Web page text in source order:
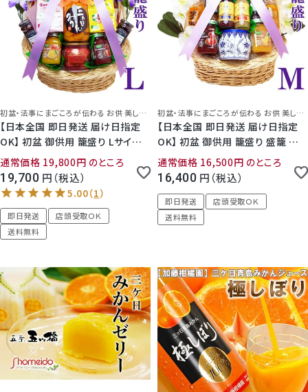
5.00（
初盆・法事にまごころが伝わる お供 美しい造花付き籠盛
【日本全国 即日発送 届け日指定
OK】 初盆 御供用 籠盛り Lサイズ
お供 盛り合わせ 迅速対応 丁寧 か
ごもり 新盆 お盆 法事 命日 一周忌
3回忌 7回忌 49日 四十九日 法要
フルーツゼリー ジャム ジュース 菓
子 加工品 日持ち 送料無料 指定日
Shomeidoオリジナル 静岡 大分
通常価格 19,800 のところ
19,700 税込
即日発送
店頭受取ＯＫ
送料無料
初盆・法事にまごころが伝わる お供 美しい造花付き籠盛
【日本全国 即日発送 届け日指定
OK】 初盆 御供用 籠盛り 盛籠 Ｍサ
イズ お供 盛り合わせ 迅速対応 丁
寧 かごもり 新盆 お盆 法事 命日
一周忌 3回忌 7回忌 49日 四十九
日 法要 フルーツゼリー ジャム ジ
ュース 菓子 加工品 日持ち 送料無
通常価格 16,500 のところ
16,400 税込
即日発送
店頭受取ＯＫ
送料無料